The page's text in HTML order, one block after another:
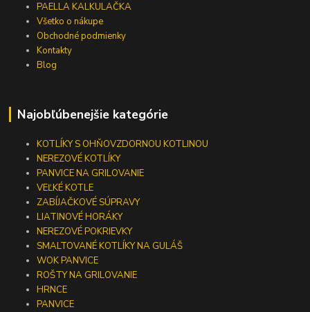
PAELLA KALKULAČKA
Všetko o nákupe
Obchodné podmienky
Kontakty
Blog
Najobľúbenejšie kategórie
KOTLÍKY S OHŇOVZDORNOU KOTLINOU
NEREZOVÉ KOTLÍKY
PANVICE NA GRILOVANIE
VEĽKÉ KOTLE
ZABÍJAČKOVÉ SÚPRAVY
LIATINOVÉ HORÁKY
NEREZOVÉ POKRIEVKY
SMALTOVANÉ KOTLÍKY NA GULÁŠ
WOK PANVICE
ROŠTY NA GRILOVANIE
HRNCE
PANVICE